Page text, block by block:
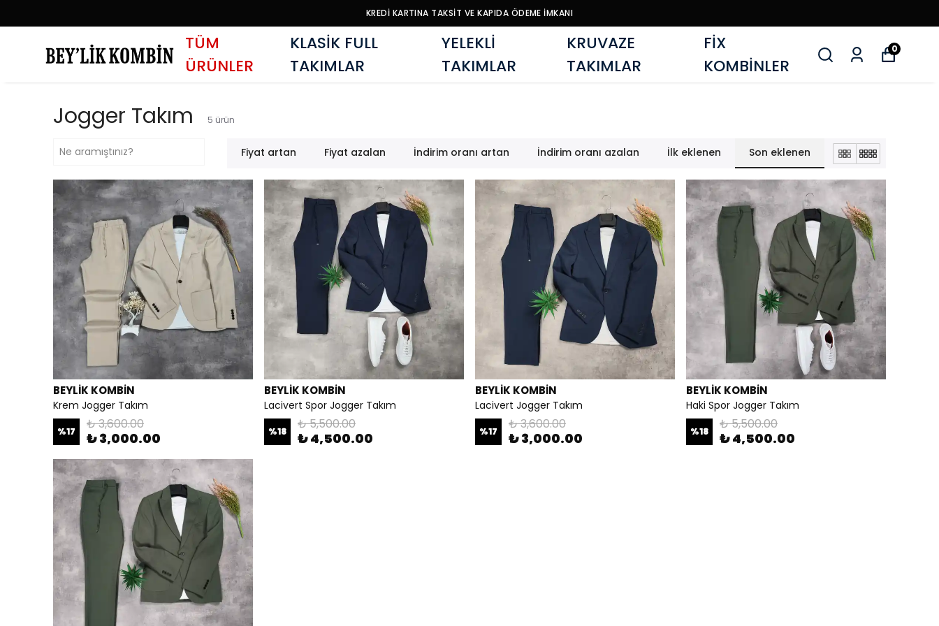
KREDİ KARTINA TAKSİT VE KAPIDA ÖDEME İMKANI
TÜM
ÜRÜNLER
KLASİK FULL
TAKIMLAR
YELEKLİ
TAKIMLAR
KRUVAZE
TAKIMLAR
FİX
KOMBİNLER
0
Jogger Takım 5 ürün
Fiyat artan Fiyat azalan İndirim oranı artan İndirim oranı azalan İlk eklenen Son eklenen
BEYLİK KOMBİN
Krem Jogger Takım
%17 ₺ 3,600.00
₺ 3,000.00
BEYLİK KOMBİN
Lacivert Spor Jogger Takım
%18 ₺ 5,500.00
₺ 4,500.00
BEYLİK KOMBİN
Lacivert Jogger Takım
%17 ₺ 3,600.00
₺ 3,000.00
BEYLİK KOMBİN
Haki Spor Jogger Takım
%18 ₺ 5,500.00
₺ 4,500.00